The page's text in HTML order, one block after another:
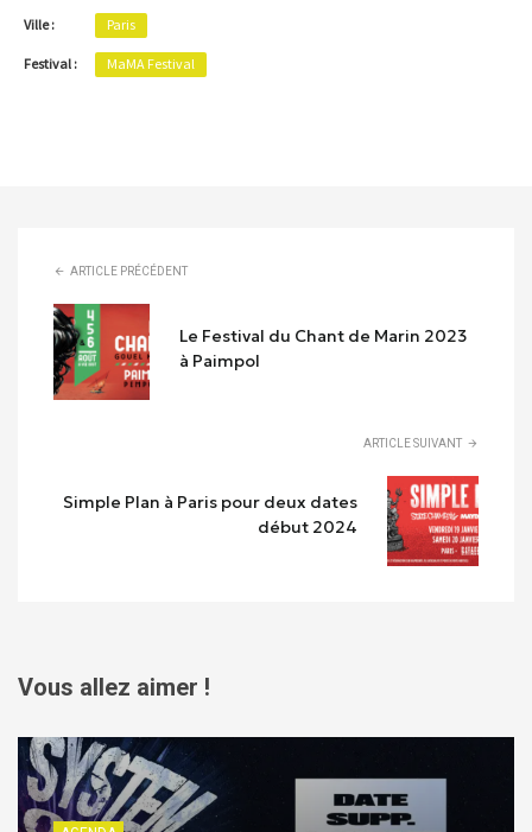
Ville : Paris
Festival : MaMA Festival
ARTICLE PRÉCÉDENT
Le Festival du Chant de Marin 2023
à Paimpol
ARTICLE SUIVANT
Simple Plan à Paris pour deux dates
début 2024
Vous allez aimer !